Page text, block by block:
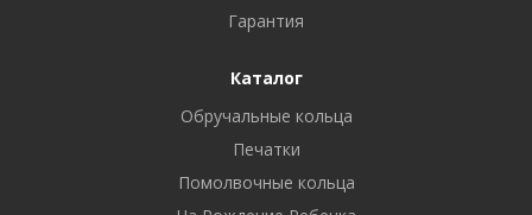
Гарантия
Каталог
Обручальные кольца
Печатки
Помолвочные кольца